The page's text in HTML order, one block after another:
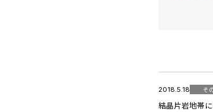
2018.5.18 そ
結晶片岩地帯